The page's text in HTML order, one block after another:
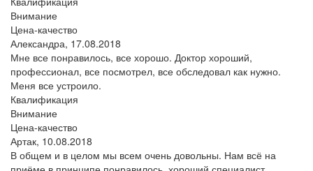
Внимание
Цена-качество
Александра, 17.08.2018
Мне все понравилось, все хорошо. Доктор хороший,
профессионал, все посмотрел, все обследовал как нужно.
Меня все устроило.
Квалификация
Внимание
Цена-качество
Артак, 10.08.2018
В общем и в целом мы всем очень довольны. Нам всё на